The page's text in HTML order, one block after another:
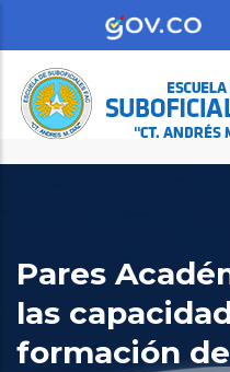
contenido
principal
Pares
las
formación